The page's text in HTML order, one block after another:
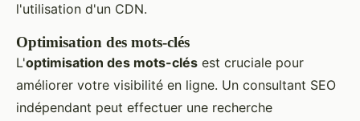
l'utilisation d'un CDN.
Optimisation des mots-clés
L'optimisation des mots-clés est cruciale pour
améliorer votre visibilité en ligne. Un consultant SEO
indépendant peut effectuer une recherche